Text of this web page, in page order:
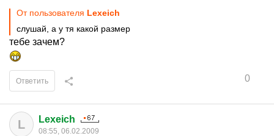
От пользователя Lexeich
слушай, а у тя какой размер
тебе зачем?
0
Ответить
L Lexeich
08:55, 06.02.2009